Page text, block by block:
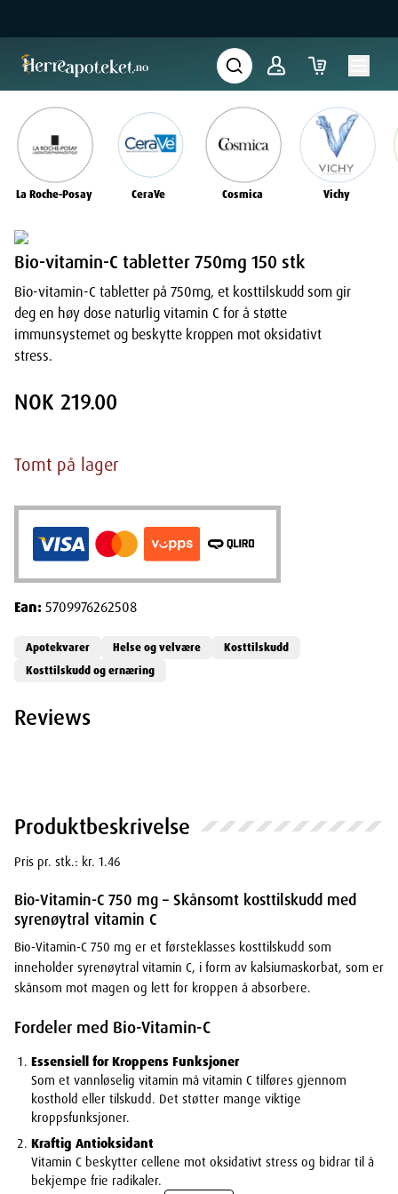
La Roche-Posay CeraVe Cosmica Vichy
Produktbeskrivelse
Pris pr. stk.: kr. 1.46
Bio-Vitamin-C 750 mg – Skånsomt kosttilskudd med
syrenøytral vitamin C
Bio-Vitamin-C 750 mg er et førsteklasses kosttilskudd som
inneholder syrenøytral vitamin C, i form av kalsiumaskorbat, som er
skånsom mot magen og lett for kroppen å absorbere.
Fordeler med Bio-Vitamin-C
Essensiell for Kroppens Funksjoner
Som et vannløselig vitamin må vitamin C tilføres gjennom
kosthold eller tilskudd. Det støtter mange viktige
kroppsfunksjoner.
Kraftig Antioksidant
Vitamin C beskytter cellene mot oksidativt stress og bidrar til å
bekjempe frie radikaler.
Bio-vitamin-C tabletter 750mg 150 stk
Bio-vitamin-C tabletter på 750mg, et kosttilskudd som gir
deg en høy dose naturlig vitamin C for å støtte
immunsystemet og beskytte kroppen mot oksidativt
stress.
NOK 219.00
Tomt på lager
Ean:5709976262508
Apotekvarer Helse og velvære
Kosttilskudd
Kosttilskudd og ernæring
Reviews